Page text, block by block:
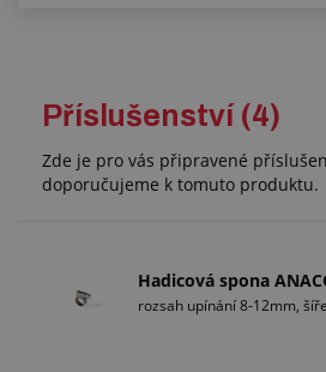
Příslušenství (4)
Zde je pro vás připravené
doporučujeme k tomuto produktu.
Hadicová spona
rozsah upínání 8-12mm,